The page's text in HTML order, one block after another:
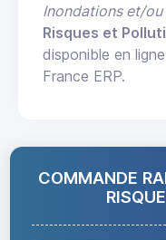
Inondations et/ou
Risques et
disponible en
France ERP.
COMMANDE